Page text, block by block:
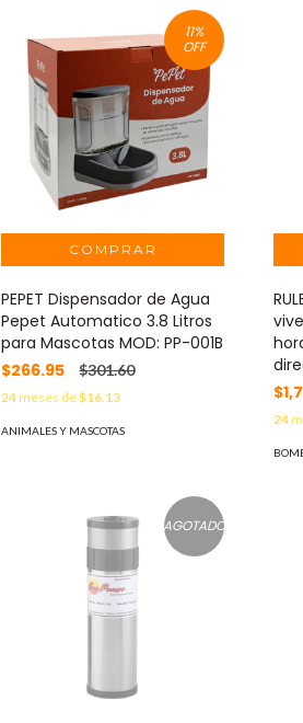
11%
OFF
PEPET Dispensador de Agua
Pepet Automatico 3.8 Litros
para Mascotas MOD: PP-001B
$266.95
$301.60
24meses de$16.13
ANIMALES Y MASCOTAS
24
AGOTADO